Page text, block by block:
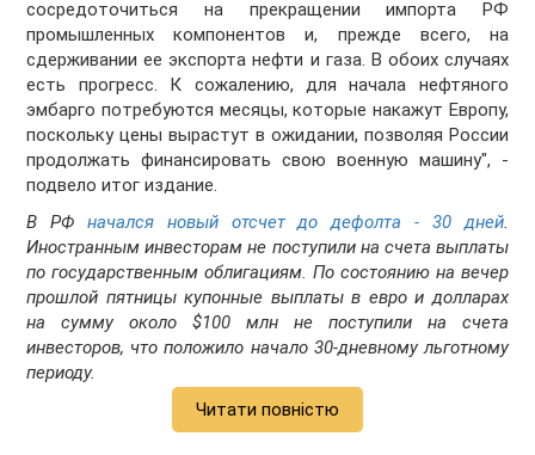
сосредоточиться на прекращении импорта РФ
промышленных компонентов и, прежде всего, на
сдерживании ее экспорта нефти и газа. В обоих случаях
есть прогресс. К сожалению, для начала нефтяного
эмбарго потребуются месяцы, которые накажут Европу,
поскольку цены вырастут в ожидании, позволяя России
продолжать финансировать свою военную машину", -
подвело итог издание.
В РФначался новый отсчет до дефолта - 30 дней.
Иностранным инвесторам не поступили на счета выплаты
по государственным облигациям. По состоянию на вечер
прошлой пятницы купонные выплаты в евро и долларах
на сумму около $100 млн не поступили на счета
инвесторов, что положило начало 30-дневному льготному
периоду.
Читати повністю